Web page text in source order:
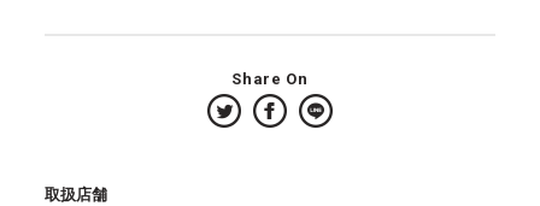
Share On
取扱店舗